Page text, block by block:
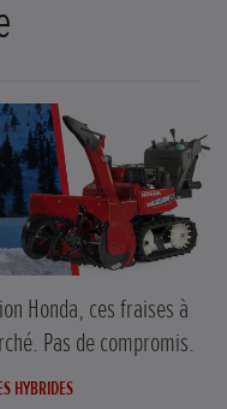
Honda, ces fraises à
Pas de compromis.
HYBRIDES